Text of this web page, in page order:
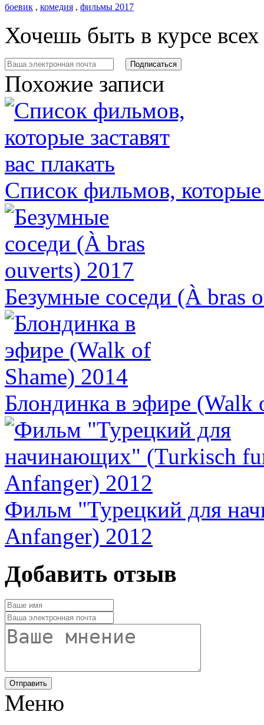
боевик , комедия , фильмы 2017
Хочешь быть в курсе
Похожие записи
Список фильмов, которые
Безумные соседи (À bras
Блондинка в эфире (Walk
Фильм "Турецкий для
Anfanger) 2012
Добавить отзыв
Отправить
Меню